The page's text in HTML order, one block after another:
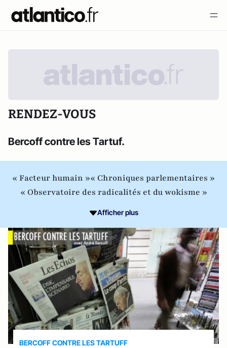
RENDEZ-VOUS
Bercoff contre les Tartuf.
« Facteur humain »« Chroniques parlementaires »
« Observatoire des radicalités et du wokisme »
Afficher plus
BERCOFF CONTRE LES TARTUFF